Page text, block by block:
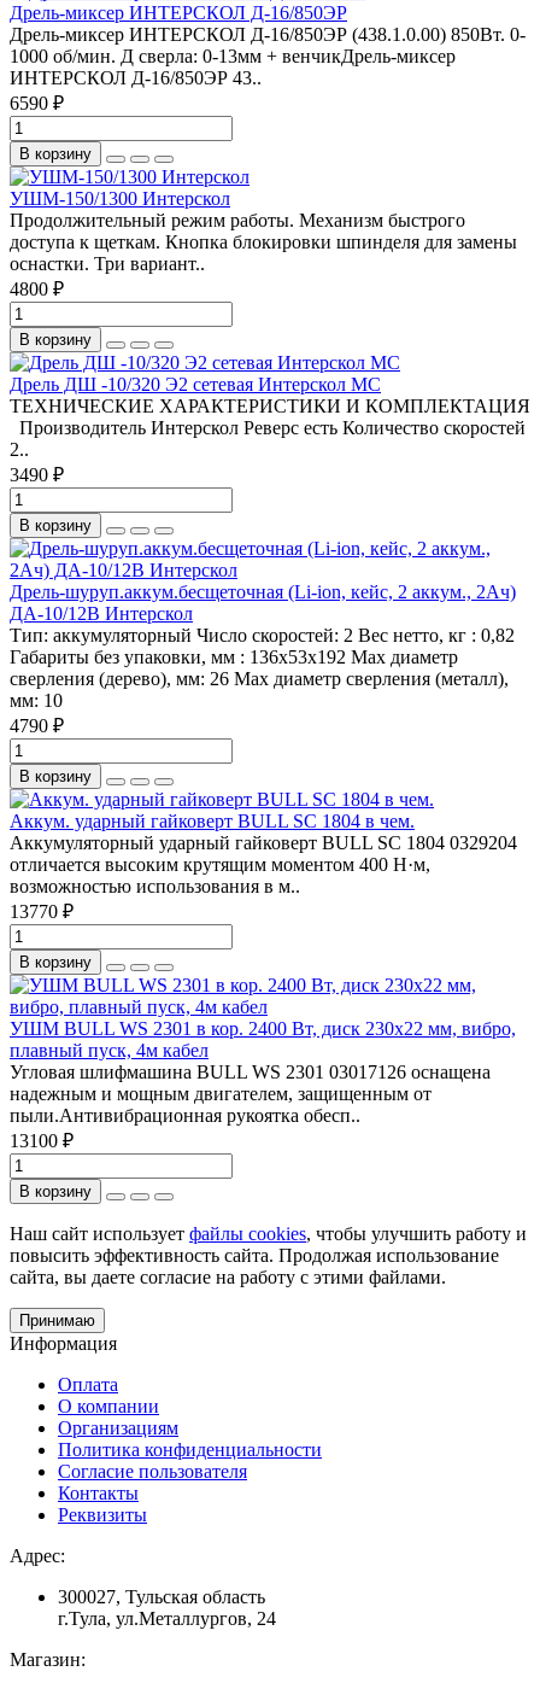
Дрель-миксер ИНТЕРСКОЛ Д-16/850ЭР
Дрель-миксер ИНТЕРСКОЛ Д-16/850ЭР (438.1.0.00) 850Вт. 0-
1000 об/мин. Д сверла: 0-13мм + венчикДрель-миксер
ИНТЕРСКОЛ Д-16/850ЭР 43..
6590 ₽
В корзину
УШМ-150/1300 Интерскол
Продолжительный режим работы. Механизм быстрого
доступа к щеткам. Кнопка блокировки шпинделя для замены
оснастки. Три вариант..
4800 ₽
В корзину
Дрель ДШ -10/320 Э2 сетевая Интерскол МС
ТЕХНИЧЕСКИЕ ХАРАКТЕРИСТИКИ И КОМПЛЕКТАЦИЯ
Производитель Интерскол Реверс есть Количество скоростей
2..
3490 ₽
В корзину
Дрель-шуруп.аккум.бесщеточная (Li-ion, кейс, 2 аккум., 2Ач)
ДА-10/12В Интерскол
Тип: аккумуляторный Число скоростей: 2 Вес нетто, кг : 0,82
Габариты без упаковки, мм : 136x53x192 Max диаметр
сверления (дерево), мм: 26 Max диаметр сверления (металл),
мм: 10
4790 ₽
В корзину
Аккум. ударный гайковерт BULL SC 1804 в чем.
Аккумуляторный ударный гайковерт BULL SC 1804 0329204
отличается высоким крутящим моментом 400 Н·м,
возможностью использования в м..
13770 ₽
В корзину
УШМ BULL WS 2301 в кор. 2400 Вт, диск 230х22 мм, вибро,
плавный пуск, 4м кабел
Угловая шлифмашина BULL WS 2301 03017126 оснащена
надежным и мощным двигателем, защищенным от
пыли.Антивибрационная рукоятка обесп..
13100 ₽
В корзину
Наш сайт использует файлы cookies, чтобы улучшить работу и
повысить эффективность сайта. Продолжая использование
сайта, вы даете согласие на работу с этими файлами.
Принимаю
Информация
Оплата
О компании
Организациям
Политика конфиденциальности
Согласие пользователя
Контакты
Реквизиты
Адрес:
300027, Тульская область
г.Тула, ул.Металлургов, 24
Магазин: